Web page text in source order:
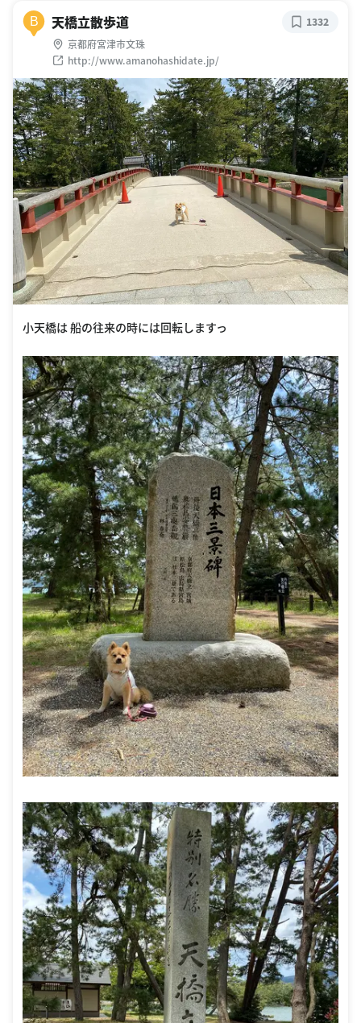
B 天橋立散歩道
京都府宮津市文珠
http://www.amanohashidate.jp/
1332
小天橋は 船の往来の時には回転しますっ